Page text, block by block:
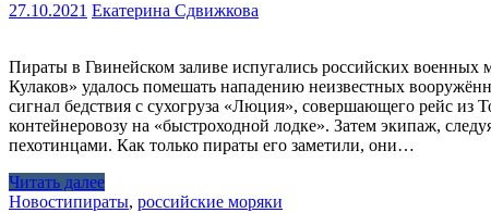
27.10.2021 Екатерина Сдвижкова
Пираты в Гвинейском заливе испугались российских военных
Кулаков» удалось помешать нападению неизвестных
сигнал бедствия с сухогруза «Люция», совершающего рейс
контейнеровозу на «быстроходной лодке». Затем экипаж,
пехотинцами. Как только пираты его заметили, они…
Читать далее
Новостипираты, российские моряки